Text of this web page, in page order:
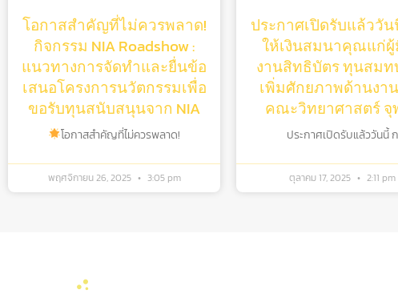
โอกาสสำคัญที่ไม่ควรพลาด!
กิจกรรม NIA Roadshow :
แนวทางการจัดทำและยื่นข้อ
เสนอโครงการนวัตกรรมเพื่อ
ขอรับทุนสนับสนุนจาก NIA
โอกาสสำคัญที่ไม่ควรพลาด!
พฤศจิกายน 26, 2025 3:05 pm
ประกาศเปิดรับแล้ววั
ให้เงินสมนาคุณแก่
งานสิทธิบัตร ทุนสมท
เพิ่มศักยภาพด้านงา
คณะวิทยาศาสตร์ จุ
ประกาศเปิดรับแล้ววันนี้ ก
ตุลาคม 17, 2025 2:11 pm